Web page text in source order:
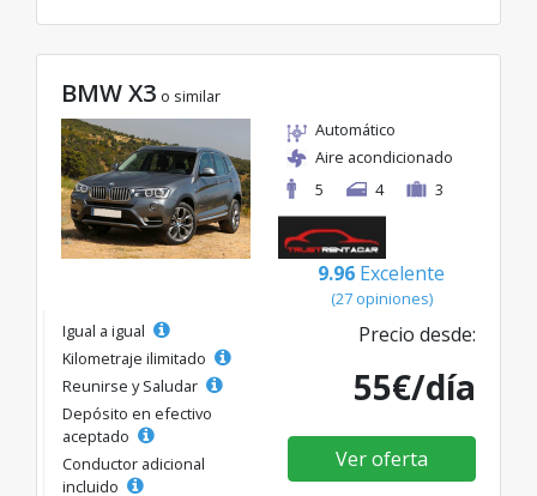
BMW X3 o similar
Automático
Aire acondicionado
5
4 3
9.96 Excelente
(27 opiniones)
Igual a igual
Kilometraje ilimitado
Reunirse y Saludar
Depósito en efectivo
aceptado
Conductor adicional
incluido
Precio desde:
55€/día
Ver oferta